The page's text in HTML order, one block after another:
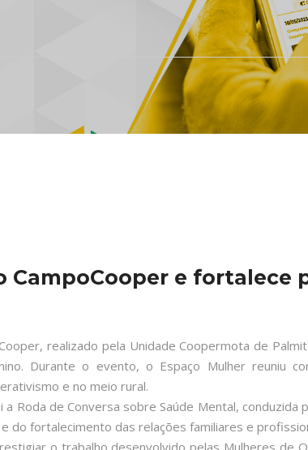
CampoCooper e
realizado pela Unidade Coopermota de
Durante o evento, o Espaço Mulher reuniu
e no meio rural.
Roda de Conversa sobre Saúde Mental, conduzida
do fortalecimento das relações familiares e
o trabalho desenvolvido pelas Mulheres de